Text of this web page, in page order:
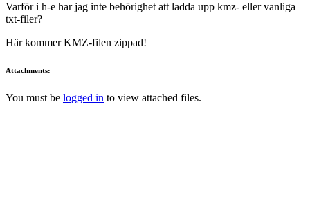
Varför i h-e har jag inte behörighet att ladda upp kmz- eller vanliga
txt-filer?
Här kommer KMZ-filen zippad!
Attachments:
You must be logged in to view attached files.